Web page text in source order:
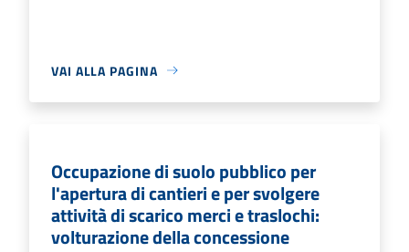
VAI ALLA PAGINA
Occupazione di suolo pubblico per
l'apertura di cantieri e per svolgere
attività di scarico merci e traslochi:
volturazione della concessione